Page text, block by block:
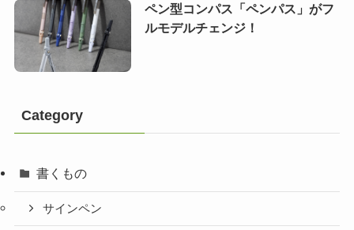
ペン型コンパス「ペンパス」がフ
ルモデルチェンジ！
Category
書くもの
サインペン